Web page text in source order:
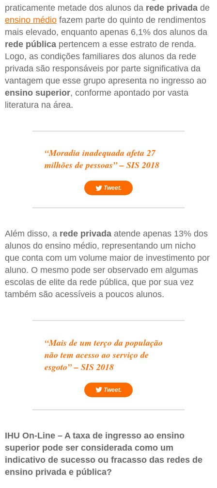
praticamente metade dos alunos da rede privada de
ensino médio fazem parte do quinto de rendimentos
mais elevado, enquanto apenas 6,1% dos alunos da
rede pública pertencem a esse estrato de renda.
Logo, as condições familiares dos alunos da rede
privada são responsáveis por parte significativa da
vantagem que esse grupo apresenta no ingresso ao
ensino superior, conforme apontado por vasta
literatura na área.
“Moradia inadequada afeta 27
milhões de pessoas” – SIS 2018
Tweet.
Além disso, a rede privada atende apenas 13% dos
alunos do ensino médio, representando um nicho
que conta com um volume maior de investimento por
aluno. O mesmo pode ser observado em algumas
escolas de elite da rede pública, que por sua vez
também são acessíveis a poucos alunos.
“Mais de um terço da população
não tem acesso ao serviço de
esgoto” – SIS 2018
Tweet.
IHU On-Line – A taxa de ingresso ao ensino
superior pode ser considerada como um
indicativo de sucesso ou fracasso das redes de
ensino privada e pública?